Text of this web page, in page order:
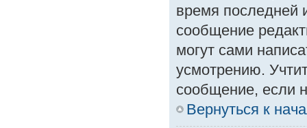
время последней
сообщение
могут сами
усмотрению.
сообщение, если
Вернуться к